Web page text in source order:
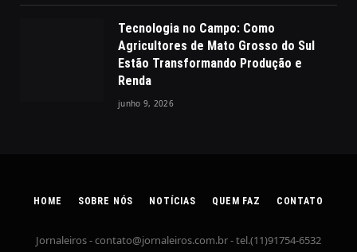
Tecnologia no Campo: Como
Agricultores de Mato Grosso do Sul
Estão Transformando Produção e
Renda
junho 9, 2026
HOME SOBRE NÓS NOTÍCIAS QUEM FAZ CONTATO
Jornaleiros -contato@jornaleiros.com.br- tel.(11)91754-6532